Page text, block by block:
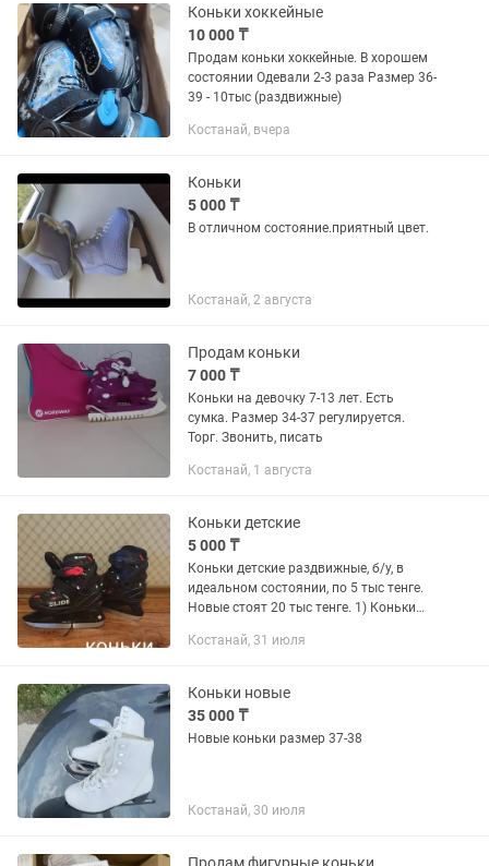
Коньки хоккейные
10 000 ₸
Продам коньки хоккейные. В хорошем
состоянии Одевали 2-3 раза Размер 36-
39 - 10тыс (раздвижные)
Костанай, вчера
Коньки
5 000 ₸
В отличном состояние.приятный цвет.
Костанай, 2 августа
Продам коньки
7 000 ₸
Коньки на девочку 7-13 лет. Есть
сумка. Размер 34-37 регулируется.
Торг. Звонить, писать
Костанай, 1 августа
Коньки детские
5 000 ₸
Коньки детские раздвижные, б/у, в
идеальном состоянии, по 5 тыс тенге.
Новые стоят 20 тыс тенге. 1) Коньки
2) Коньки раздвижные 31-34р, фирма
Костанай, 31 июля
Коньки новые
35 000 ₸
Новые коньки размер 37-38
Костанай, 30 июля